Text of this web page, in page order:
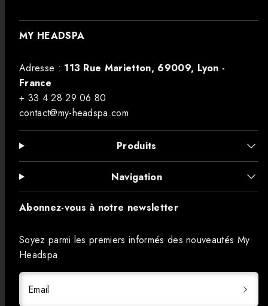
MY HEADSPA
Adresse : 113 Rue Marietton, 69009, Lyon -
France
+ 33 4 28 29 06 80
contact@my-headspa.com
Produits
Navigation
Abonnez-vous à notre newsletter
Soyez parmi les premiers informés des nouveautés My
Headspa
Email